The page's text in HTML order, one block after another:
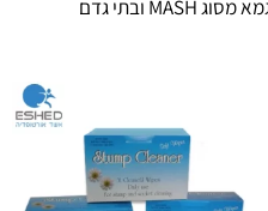
קיימים גם בתי הגדם מיוחדים לדוגמא מסוג MASH ובתי גדם